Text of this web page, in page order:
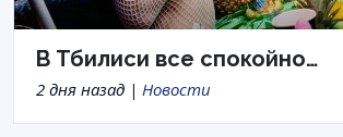
В Тбилиси все спокойно…
2 дня назад | Новости